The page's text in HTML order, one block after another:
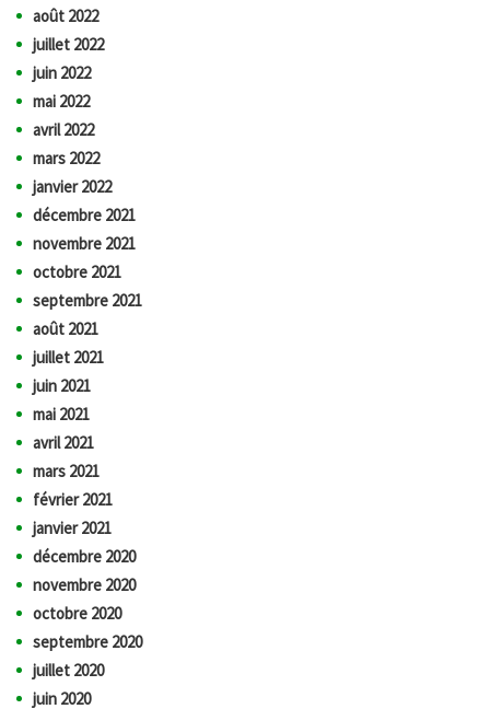
août 2022
juillet 2022
juin 2022
mai 2022
avril 2022
mars 2022
janvier 2022
décembre 2021
novembre 2021
octobre 2021
septembre 2021
août 2021
juillet 2021
juin 2021
mai 2021
avril 2021
mars 2021
février 2021
janvier 2021
décembre 2020
novembre 2020
octobre 2020
septembre 2020
juillet 2020
juin 2020